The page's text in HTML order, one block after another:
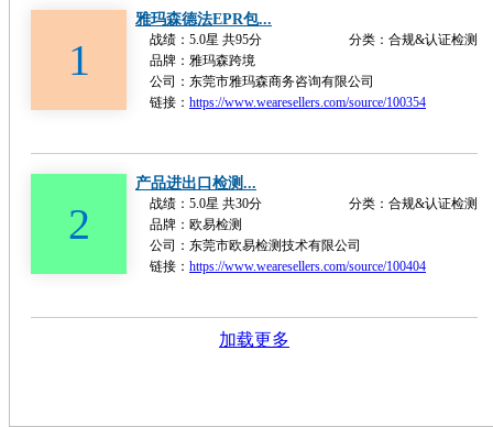
1
雅玛森德法EPR包...
战绩：5.0星 共95分
分类：合规&认证检测
品牌：雅玛森跨境
公司：东莞市雅玛森商务咨询有限公司
链接： https://www.wearesellers.com/source/100354
2
产品进出口检测...
战绩：5.0星 共30分
分类：合规&认证检测
品牌：欧易检测
公司：东莞市欧易检测技术有限公司
链接： https://www.wearesellers.com/source/100404
加载更多